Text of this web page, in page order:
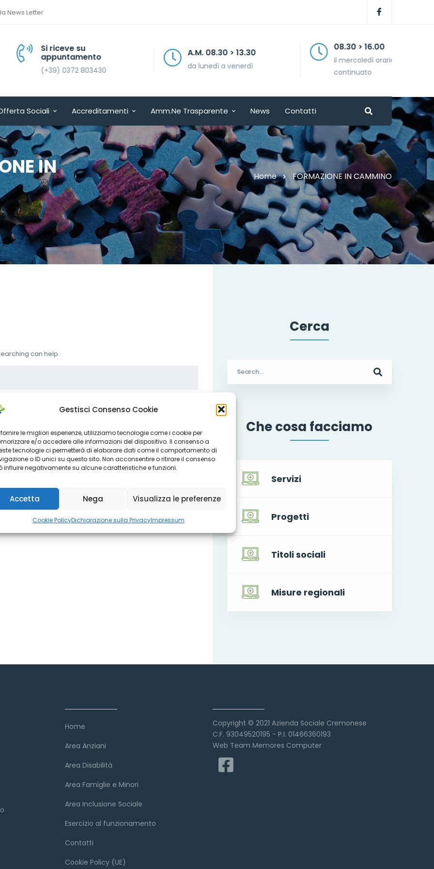
Gestisci Consenso Cookie
fornire le migliori esperienze, utilizziamo tecnologie come i cookie per
e/o accedere alle informazioni del dispositivo. Il consenso a
tecnologie ci permetterà di elaborare dati come il comportamento di
o ID unici su questo sito. Non acconsentire o ritirare il consenso
influire negativamente su alcune caratteristiche e funzioni.
Accetta Nega Visualizza le preferenze
Cookie PolicyDichiarazione sulla PrivacyImpressum
News Letter
Si riceve su
appuntamento
(+39) 0372 803430
A.M. 08.30 > 13.30
da lunedì a venerdì
08.30 > 16.00
il mercoledì orario
Sociali Accreditamenti Amm.ne Trasparente News Contatti
IN
Home FORMAZIONE IN CAMMINO
can help.
Cerca
for:
Che cosa facciamo
Servizi
Progetti
Titoli sociali
Misure regionali
Home
Area Anziani
Area Disabilità
Area Famiglie e Minori
Area Inclusione Sociale
Esercizio al funzionamento
Contatti
Cookie Policy (UE)
Copyright © 2021 Azienda Sociale Cremonese
C.F. 93049520195 - P.I. 01466360193
Web Team Memores Computer